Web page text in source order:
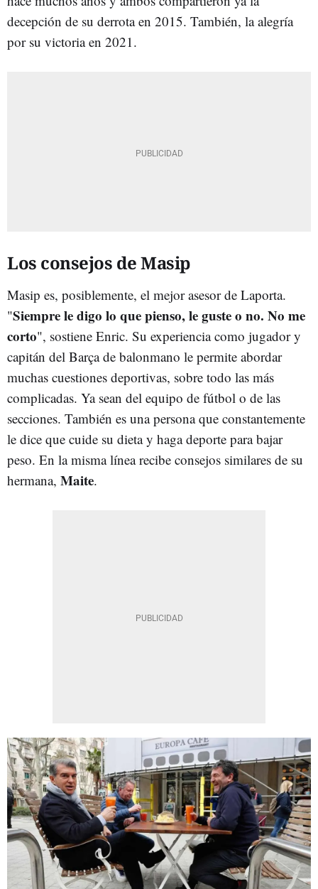
decepción de su derrota en 2015. También, la alegría
por su victoria en 2021.
Los consejos de Masip
Masip es, posiblemente, el mejor asesor de Laporta.
"Siempre le digo lo que pienso, le guste o no. No me
corto", sostiene Enric. Su experiencia como jugador y
capitán del Barça de balonmano le permite abordar
muchas cuestiones deportivas, sobre todo las más
complicadas. Ya sean del equipo de fútbol o de las
secciones. También es una persona que constantemente
le dice que cuide su dieta y haga deporte para bajar
peso. En la misma línea recibe consejos similares de su
hermana, Maite.